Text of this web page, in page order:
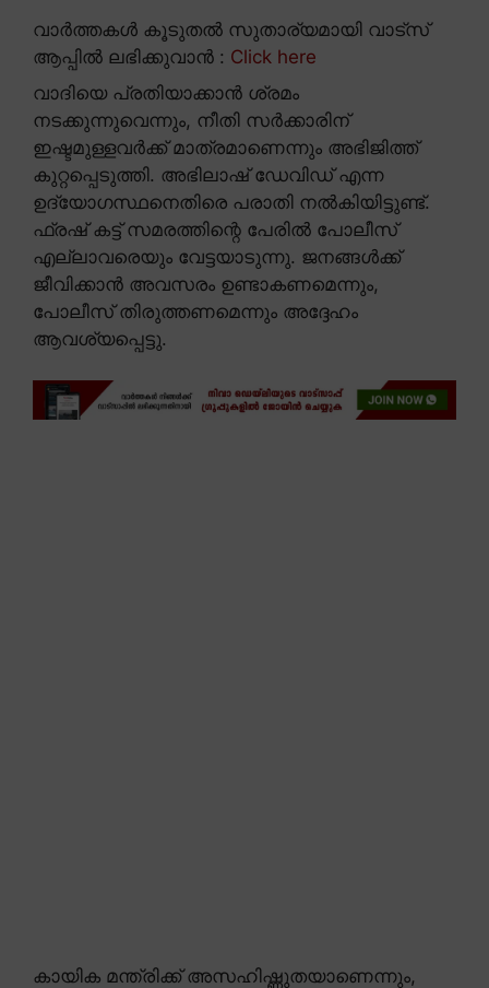
വാർത്തകൾ കൂടുതൽ സുതാര്യമായി വാട്സ്
ആപ്പിൽ ലഭിക്കുവാൻ : Click here
വാദിയെ പ്രതിയാക്കാൻ ശ്രമം
നടക്കുന്നുവെന്നും, നീതി സർക്കാരിന്
ഇഷ്ടമുള്ളവർക്ക് മാത്രമാണെന്നും അഭിജിത്ത്
കുറ്റപ്പെടുത്തി. അഭിലാഷ് ഡേവിഡ് എന്ന
ഉദ്യോഗസ്ഥനെതിരെ പരാതി നൽകിയിട്ടുണ്ട്.
ഫ്രഷ് കട്ട് സമരത്തിന്റെ പേരിൽ പോലീസ്
എല്ലാവരെയും വേട്ടയാടുന്നു. ജനങ്ങൾക്ക്
ജീവിക്കാൻ അവസരം ഉണ്ടാകണമെന്നും,
പോലീസ് തിരുത്തണമെന്നും അദ്ദേഹം
ആവശ്യപ്പെട്ടു.
കായിക മന്ത്രിക്ക് അസഹിഷ്ണുതയാണെന്നും,